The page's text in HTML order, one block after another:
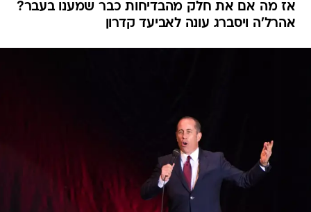
אז מה אם את חלק מהבדיחות כבר שמענו בעבר?
אהרל'ה ויסברג עונה לאביעד קדרון